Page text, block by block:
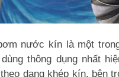
nước kín là một
thông dụng nhất
dạng khép kín, bên